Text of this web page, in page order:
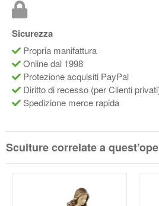
Sicurezza
Propria manifattura
Online dal 1998
Protezione acquisiti PayPal
Diritto di recesso (per Clienti
Spedizione merce rapida
Sculture correlate a